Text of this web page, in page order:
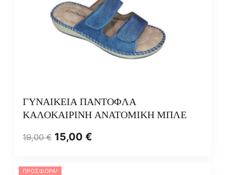
ΓΥΝΑΙΚΕΙΑ ΠΑΝΤΟΦΛΑ
ΚΑΛΟΚΑΙΡΙΝΗ ΑΝΑΤΟΜΙΚΗ ΜΠΛΕ
19,00€ 15,00 €
ΠΡΟΣΦΟΡΆ!